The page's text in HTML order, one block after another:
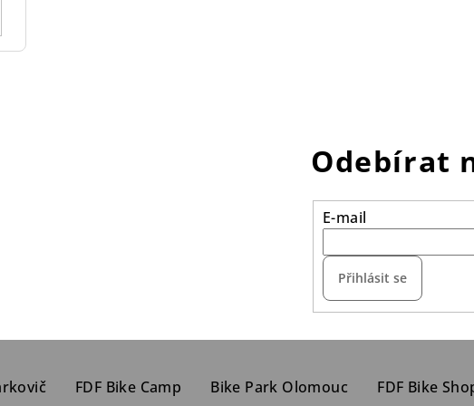
Odebírat
E-mail
Přihlásit se
FDF Bike Camp Bike Park Olomouc FDF Bike